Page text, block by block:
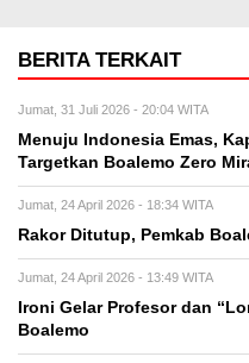
BERITA TERKAIT
Jumat, 31 Juli 2026 - 20:04 WITA
Menuju Indonesia Emas,
Targetkan Boalemo Zero
Jumat, 24 April 2026 - 18:34 WITA
Rakor Ditutup, Pemkab
Jumat, 24 April 2026 - 13:49 WITA
Ironi Gelar Profesor dan
Boalemo